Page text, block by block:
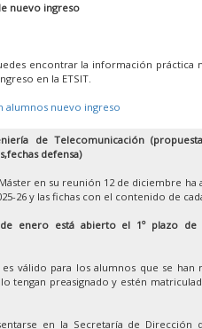
nuevo ingreso
encontrar la información práctica
en la ETSIT.
alumnos nuevo ingreso
de Telecomunicación
defensa)
en su reunión 12 de diciembre
26 y las fichas con el contenido de
enero está abierto el 1º plazo
válido para los alumnos que se han
tengan preasignado y estén
en la Secretaría de Dirección